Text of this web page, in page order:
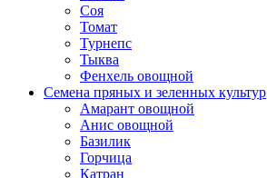
Соя
Томат
Турнепс
Тыква
Фенхель овощной
Семена пряных и зеленных культур
Амарант овощной
Анис овощной
Базилик
Горчица
Катран